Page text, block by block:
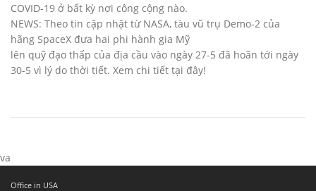
COVID-19 ở bất kỳ nơi công cộng nào.
NEWS: Theo tin cập nhật từ NASA, tàu vũ trụ Demo-2 của
hãng SpaceX đưa hai phi hành gia Mỹ
lên quỹ đạo thấp của địa cầu vào ngày 27-5 đã hoãn tới ngày
30-5 vì lý do thời tiết. Xem chi tiết tại đây!
va
Office in USA